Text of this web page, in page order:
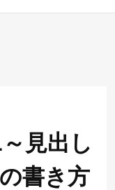
見出し
書き方